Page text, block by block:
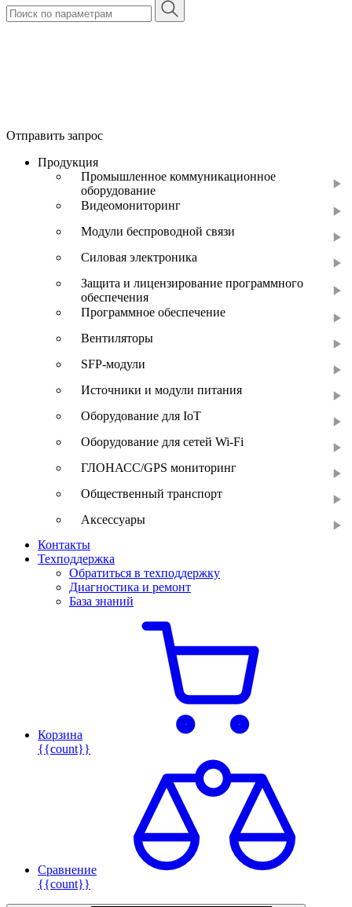
Отправить запрос
Продукция
Промышленное коммуникационное
оборудование
Видеомониторинг
Модули беспроводной связи
Силовая электроника
Защита и лицензирование программного
обеспечения
Программное обеспечение
Вентиляторы
SFP-модули
Источники и модули питания
Оборудование для IoT
Оборудование для сетей Wi-Fi
ГЛОНАСС/GPS мониторинг
Общественный транспорт
Аксессуары
Контакты
Техподдержка
Обратиться в техподдержку
Диагностика и ремонт
База знаний
Корзина
{{count}}
Сравнение
{{count}}